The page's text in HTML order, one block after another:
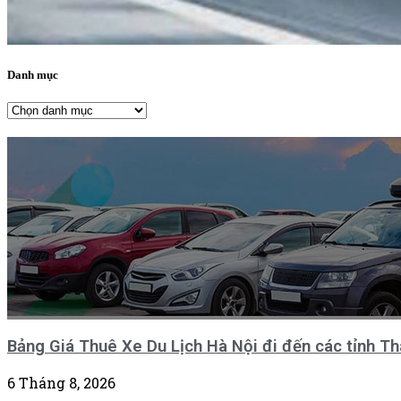
Danh mục
Danh
Bảng Giá Thuê Xe Du Lịch Hà Nội đi đến các tỉnh
6 Tháng 8, 2026